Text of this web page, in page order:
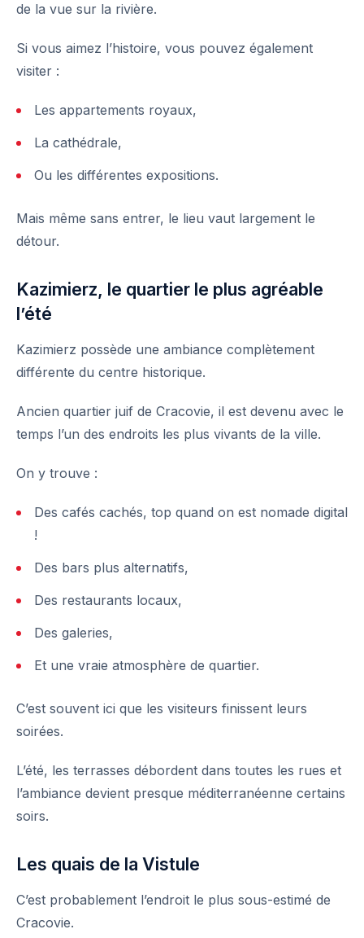
de la vue sur la rivière.
Si vous aimez l’histoire, vous pouvez également
visiter :
Les appartements royaux,
La cathédrale,
Ou les différentes expositions.
Mais même sans entrer, le lieu vaut largement le
détour.
Kazimierz, le quartier le plus agréable
l’été
Kazimierz possède une ambiance complètement
différente du centre historique.
Ancien quartier juif de Cracovie, il est devenu avec le
temps l’un des endroits les plus vivants de la ville.
On y trouve :
Des cafés cachés, top quand on est nomade digital
!
Des bars plus alternatifs,
Des restaurants locaux,
Des galeries,
Et une vraie atmosphère de quartier.
C’est souvent ici que les visiteurs finissent leurs
soirées.
L’été, les terrasses débordent dans toutes les rues et
l’ambiance devient presque méditerranéenne certains
soirs.
Les quais de la Vistule
C’est probablement l’endroit le plus sous-estimé de
Cracovie.